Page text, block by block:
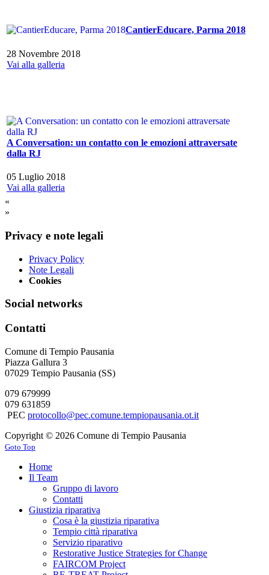
CantierEducare, Parma 2018
28 Novembre 2018
Vai alla galleria
A Conversation: un contatto con le emozioni attraversate
dalla RJ
05 Luglio 2018
Vai alla galleria
«
»
Privacy e note legali
Privacy Policy
Note Legali
Cookies
Social networks
Contatti
Comune di Tempio Pausania
Piazza Gallura 3
07029 Tempio Pausania (SS)
079 679999
079 631859
PEC protocollo@pec.comune.tempiopausania.ot.it
Copyright © 2026 Comune di Tempio Pausania
Goto Top
Home
Il Team
Gruppo di lavoro
Contatti
Giustizia riparativa
Cosa è la giustizia riparativa
Tempio città riparativa
Servizio riparativo
Restorative Justice Strategies for Change
FAIRCOM Project